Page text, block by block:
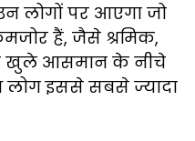
लोगों पर आएगा जो
हैं, जैसे श्रमिक,
खुले आसमान के नीचे
इससे सबसे ज्यादा